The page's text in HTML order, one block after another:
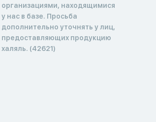
организациями, находящимися
у нас в базе. Просьба
дополнительно уточнять у лиц,
предоставляющих продукцию
халяль. (42621)